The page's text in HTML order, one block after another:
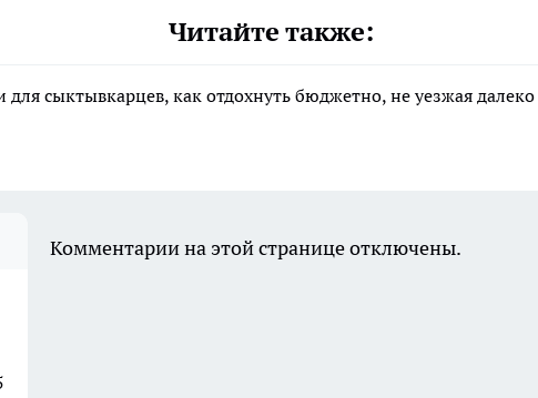
Читайте также:
для сыктывкарцев, как отдохнуть бюджетно, не уезжая далеко
Комментарии на этой странице отключены.